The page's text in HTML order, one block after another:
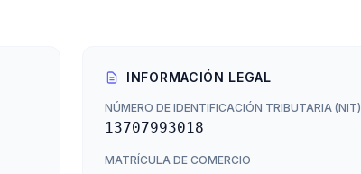
INFORMACIÓN LEGAL
NÚMERO DE IDENTIFICACIÓN TRIBUTARIA (NIT)
13707993018
MATRÍCULA DE COMERCIO